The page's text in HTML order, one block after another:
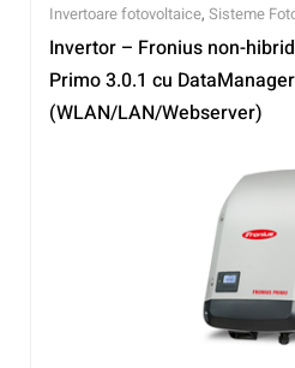
Invertoare fotovoltaice, Sisteme
Invertor – Fronius non-
Primo 3.0.1 cu DataManager
(WLAN/LAN/Webserver)